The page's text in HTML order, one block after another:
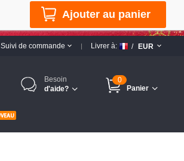
Suivi de commande Livrer à: / EUR
Besoin
d'aide?
0
Panier
Ajouter au panier